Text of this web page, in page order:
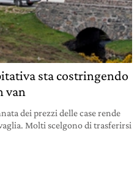
sta costringendo
van
dei prezzi delle case rende
Molti scelgono di trasferirsi